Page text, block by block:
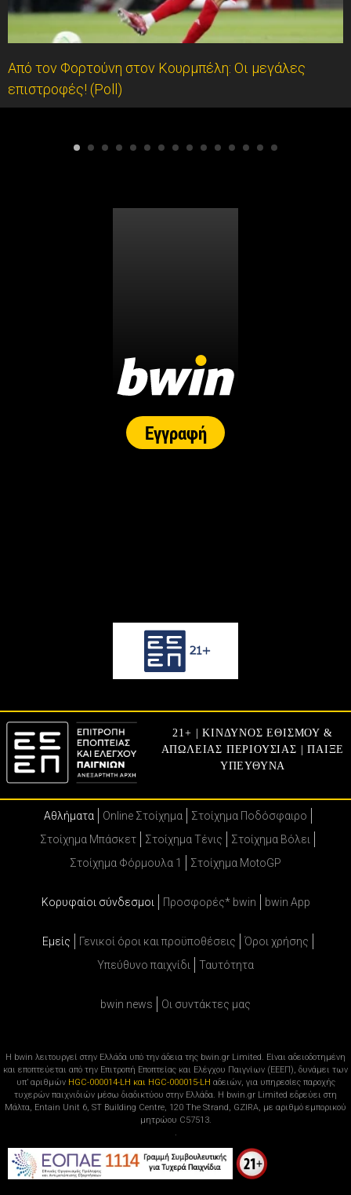
Από τον Φορτούνη στον Κουρμπέλη: Οι μεγάλες
επιστροφές! (Poll)
21+ | ΚΙΝΔΥΝΟΣ ΕΘΙΣΜΟΥ &
ΑΠΩΛΕΙΑΣ ΠΕΡΙΟΥΣΙΑΣ | ΠΑΙΞΕ
ΥΠΕΥΘΥΝΑ
Αθλήματα Online Στοίχημα
Στοίχημα Ποδόσφαιρο
Στοίχημα Μπάσκετ
Στοίχημα Τένις
Στοίχημα Βόλει
Στοίχημα Φόρμουλα 1
Στοίχημα MotoGP
Κορυφαίοι σύνδεσμοι Προσφορές* bwin bwin App
Εμείς Γενικοί όροι και προϋποθέσεις
Όροι χρήσης
Υπεύθυνο παιχνίδι
Ταυτότητα
bwin news Oι συντάκτες μας
Η bwin λειτουργεί στην Ελλάδα υπό την άδεια της bwin.gr Limited. Είναι αδειοδοτημένη
και εποπτεύεται από την Επιτροπή Εποπτείας και Ελέγχου Παιγνίων (ΕΕΕΠ), δυνάμει των
υπ’ αριθμών HGC-000014-LH και HGC-000015-LH αδειών, για υπηρεσίες παροχής
τυχερών παιχνιδιών μέσω διαδικτύου στην Ελλάδα. Η bwin.gr Limited εδρεύει στη
Μάλτα, Entain Unit 6, ST Building Centre, 120 The Strand, GZIRA, με αριθμό εμπορικού
μητρώου C57513.
.